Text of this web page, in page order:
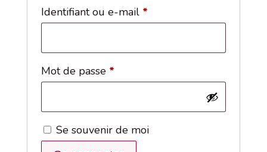
Identifiant ou e-mail *Obligatoire
Mot de passe *Obligatoire
Se souvenir de moi